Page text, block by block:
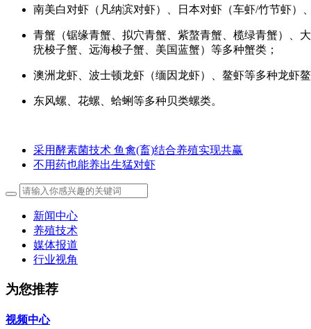
南美白对虾（凡纳滨对虾）、日本对虾（车虾/竹节虾）
青蟹（锯缘青蟹、拟穴青蟹、紫螯青蟹、榄绿青蟹）、
疣梭子蟹、远海梭子蟹、美国蓝蟹）等多种蟹类；
澳洲龙虾、波士顿龙虾（缅因龙虾）、鳌虾等多种龙虾
东风螺、花螺、蛤蜊等多种贝类螺类。
采用酵素菌技术 鱼禽(畜)结合养殖实现共赢
不用药也能养出生猛对虾
新闻中心
养殖技术
媒体报道
行业视角
为您推荐
视频中心